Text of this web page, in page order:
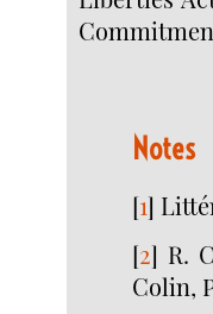
Notes
[1]
[2] R.
Colin,